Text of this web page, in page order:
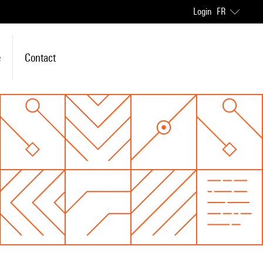
Login FR
Contact